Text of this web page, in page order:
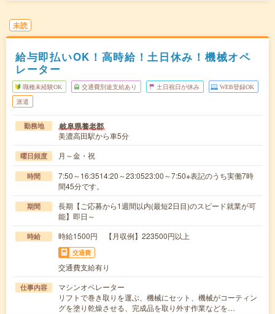
未読
給与即払いOK！高時給！土日休み！機械オペ
レーター
職種未経験OK 交通費別途支給あり 土日祝日が休み WEB登録OK
派遣
勤務地 岐阜県養老郡
美濃高田駅から車5分
曜日頻度 月～金・祝
時間
7:50～16:3514:20～23:0523:00～7:50※表記のうち実働7時
間45分です。
期間
長期【ご応募から1週間以内(最短2日目)のスピード就業が可
能】即日～
時給 時給1500円 【月収例】223500円以上
交通費
交通費支給有り
仕事内容
マシンオペレーター
リフトで巻き取りを運ぶ、機械にセット、機械がコーティン
グを塗り乾燥させる、完成品を取り外す作業などを…